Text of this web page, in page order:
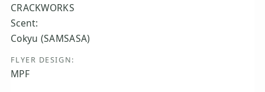
CRACKWORKS
Scent:
Cokyu (SAMSASA)
FLYER DESIGN:
MPF